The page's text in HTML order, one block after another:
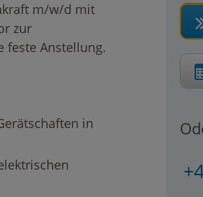
m/w/d mit
zur
feste Anstellung.
in